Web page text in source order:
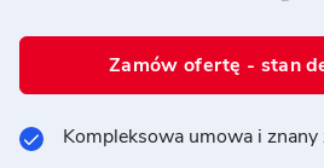
Zamów ofertę - stan
Kompleksowa umowa i